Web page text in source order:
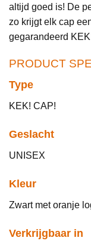
altijd goed is! De
zo krijgt elk cap
gegarandeerd
PRODUCT
Type
KEK! CAP!
Geslacht
UNISEX
Kleur
Zwart met oranje
Verkrijgbaar in